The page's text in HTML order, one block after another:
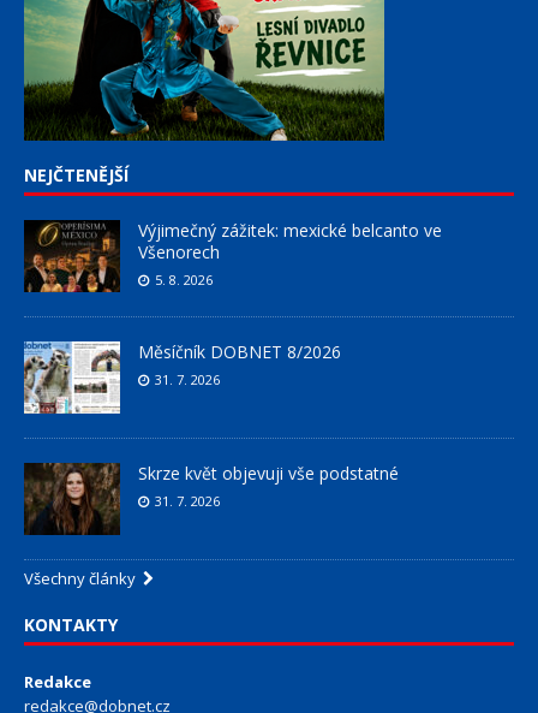
NEJČTENĚJŠÍ
Výjimečný zážitek: mexické belcanto ve
Všenorech
5. 8. 2026
Měsíčník DOBNET 8/2026
31. 7. 2026
Skrze květ objevuji vše podstatné
31. 7. 2026
Všechny články
KONTAKTY
Redakce
redakce@dobnet.cz